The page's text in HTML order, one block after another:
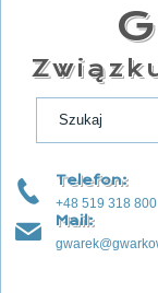
Telefon:
+48 519 318 800
Mail: